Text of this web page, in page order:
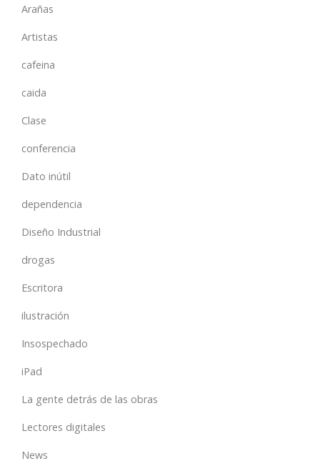
Arañas
Artistas
cafeina
caida
Clase
conferencia
Dato inútil
dependencia
Diseño Industrial
drogas
Escritora
ilustración
Insospechado
iPad
La gente detrás de las obras
Lectores digitales
News